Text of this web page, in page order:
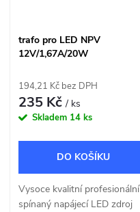
trafo pro LED NPV
12V/1,67A/20W
194,21 Kč bez DPH
235 Kč/ ks
Skladem 14 ks
DO KOŠÍKU
Vysoce kvalitní profesionální
spínaný napájecí LED zdroj